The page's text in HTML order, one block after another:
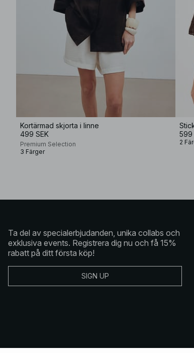
Kortärmad skjorta i linne
499 SEK
Premium Selection
3 Färger
599
2
Ta del av specialerbjudanden, unika collabs och
exklusiva events. Registrera dig nu och få 15%
rabatt på ditt första köp!
SIGN UP